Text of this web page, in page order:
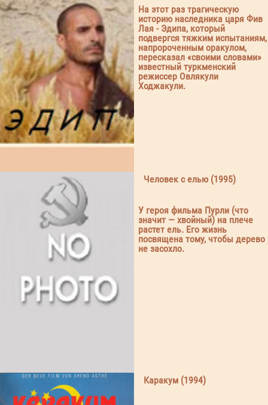
На этот раз трагическую
историю наследника царя Фив
Лая - Эдипа, который
подвергся тяжким испытаниям,
напророченным оракулом,
пересказал «своими словами»
известный туркменский
режиссер Овлякули
Ходжакули.
Человек с елью (1995)
У героя фильма Пурли (что
значит — хвойный) на плече
растет ель. Его жизнь
посвящена тому, чтобы дерево
не засохло.
Каракум (1994)